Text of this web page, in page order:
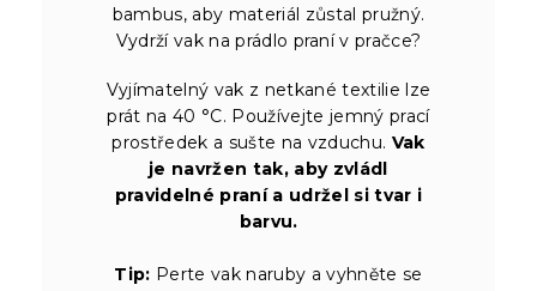
bambus, aby materiál zůstal pružný.
Vydrží vak na prádlo praní v pračce?
Vyjímatelný vak z netkané textilie lze
prát na 40 °C. Používejte jemný prací
prostředek a sušte na vzduchu. Vak
je navržen tak, aby zvládl
pravidelné praní a udržel si tvar i
barvu.
Tip: Perte vak naruby a vyhněte se